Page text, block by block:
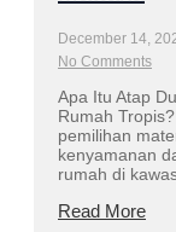
December 14,
No Comments
Apa Itu Atap
Rumah
pemilihan
kenyamanan
rumah di
Read More